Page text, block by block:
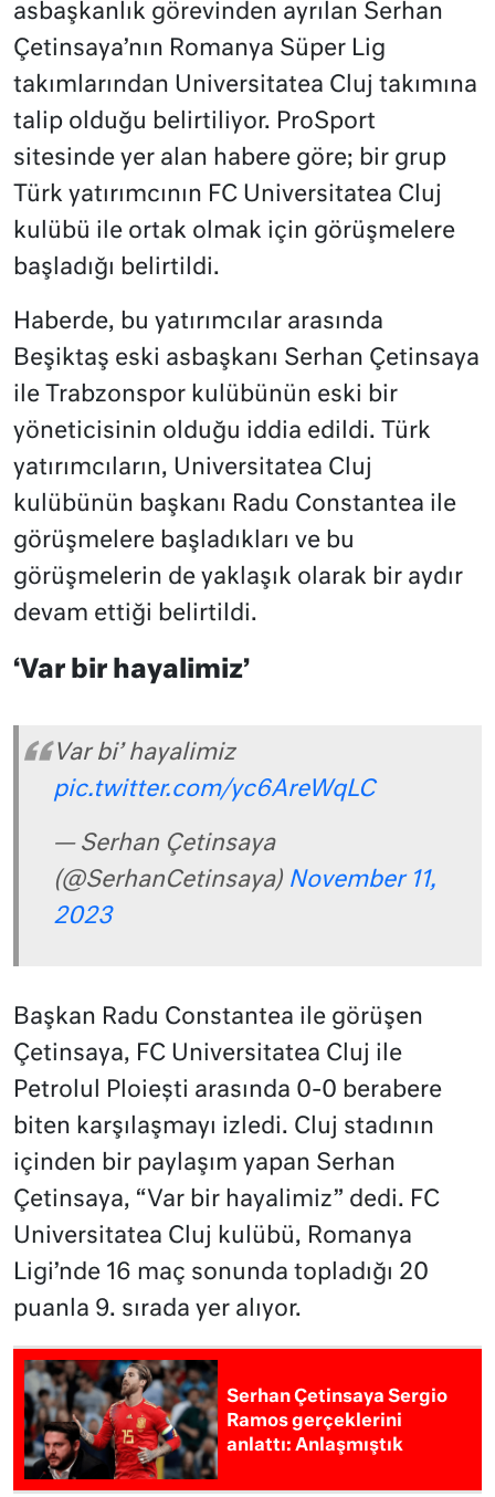
asbaşkanlık görevinden ayrılan Serhan
Çetinsaya’nın Romanya Süper Lig
takımlarından Universitatea Cluj takımına
talip olduğu belirtiliyor. ProSport
sitesinde yer alan habere göre; bir grup
Türk yatırımcının FC Universitatea Cluj
kulübü ile ortak olmak için görüşmelere
başladığı belirtildi.
Haberde, bu yatırımcılar arasında
Beşiktaş eski asbaşkanı Serhan Çetinsaya
ile Trabzonspor kulübünün eski bir
yöneticisinin olduğu iddia edildi. Türk
yatırımcıların, Universitatea Cluj
kulübünün başkanı Radu Constantea ile
görüşmelere başladıkları ve bu
görüşmelerin de yaklaşık olarak bir aydır
devam ettiği belirtildi.
‘Var bir hayalimiz’
Var bi’ hayalimiz
pic.twitter.com/yc6AreWqLC
— Serhan Çetinsaya
(@SerhanCetinsaya) November 11,
2023
Başkan Radu Constantea ile görüşen
Çetinsaya, FC Universitatea Cluj ile
Petrolul Ploiești arasında 0-0 berabere
biten karşılaşmayı izledi. Cluj stadının
içinden bir paylaşım yapan Serhan
Çetinsaya, “Var bir hayalimiz” dedi. FC
Universitatea Cluj kulübü, Romanya
Ligi’nde 16 maç sonunda topladığı 20
puanla 9. sırada yer alıyor.
Serhan Çetinsaya Sergio
Ramos gerçeklerini
anlattı: Anlaşmıştık